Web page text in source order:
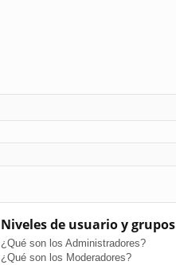
Niveles de usuario y grupos
¿Qué son los Administradores?
¿Qué son los Moderadores?